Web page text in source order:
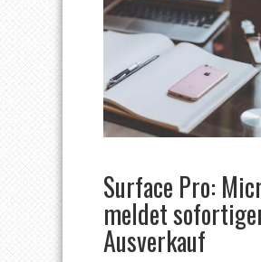
Surface Pro:
meldet
Ausverkauf